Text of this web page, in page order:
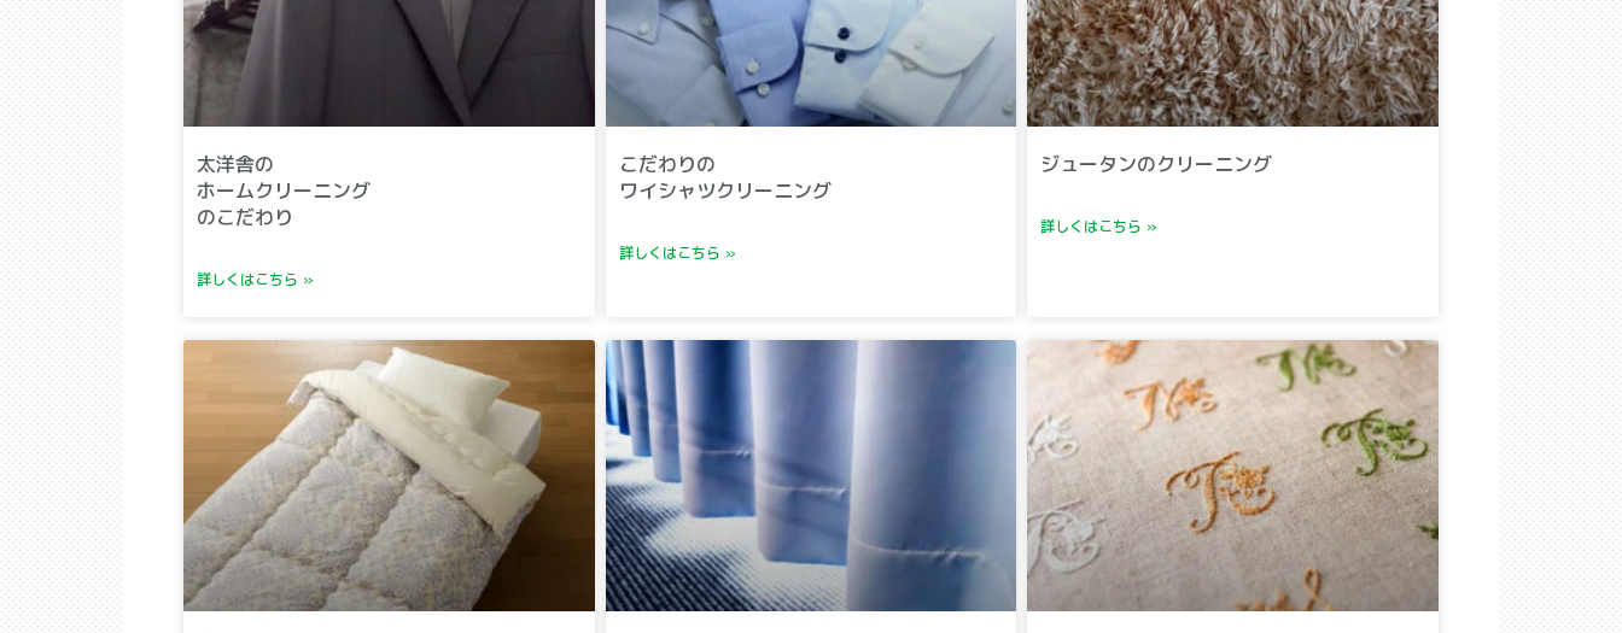
太洋舎の
ホームクリーニング
のこだわり
詳しくはこちら »
こだわりの
ワイシャツクリーニング
詳しくはこちら »
ジュータンのクリーニング
詳しくはこちら »